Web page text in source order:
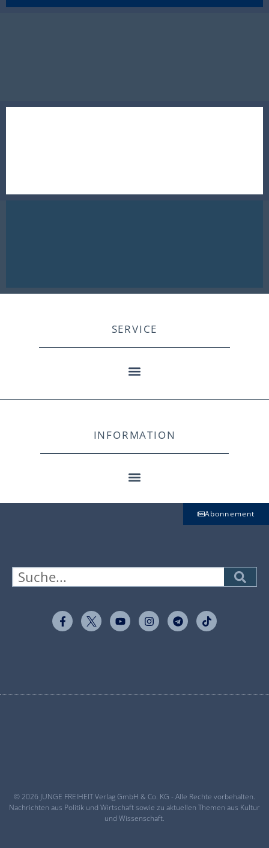
SERVICE
INFORMATION
Abonnement
© 2026 JUNGE FREIHEIT Verlag GmbH & Co. KG - Alle Rechte vorbehalten.
Nachrichten aus Politik und Wirtschaft sowie zu aktuellen Themen aus Kultur
und Wissenschaft.